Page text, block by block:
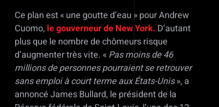
Ce plan est « une goutte d’eau » pour Andrew
Cuomo, le gouverneur de New York. D’autant
plus que le nombre de chômeurs risque
d’augmenter très vite. «Pas moins de 46
millions de personnes pourraient se retrouver
sans emploi à court terme aux États-Unis», a
annoncé James Bullard, le président de la